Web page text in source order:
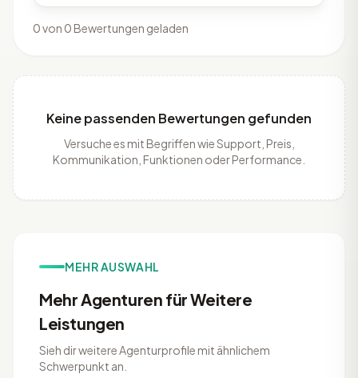
0 von 0 Bewertungen geladen
Keine passenden Bewertungen gefunden
Versuche es mit Begriffen wie Support, Preis,
Kommunikation, Funktionen oder Performance.
MEHR AUSWAHL
Mehr Agenturen für Weitere
Leistungen
Sieh dir weitere Agenturprofile mit ähnlichem
Schwerpunkt an.